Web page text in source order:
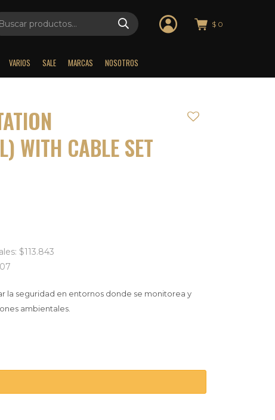
VARIOS SALE MARCAS NOSOTROS
$ 0
WITH CABLE SET
$113.843
la seguridad en entornos donde se monitorea y
ambientales.